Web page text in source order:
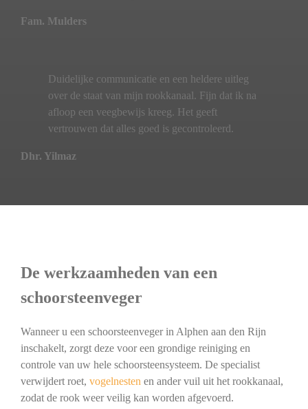
Fam. Mulders
Duidelijke communicatie en een heldere uitleg
over de staat van mijn rookkanaal. Fijn dat ik na
afloop een veegbewijs kreeg. Het geeft
vertrouwen dat alles goed is gecontroleerd.
Dhr. Yilmaz
De werkzaamheden van een
schoorsteenveger
Wanneer u een schoorsteenveger in Alphen aan den Rijn
inschakelt, zorgt deze voor een grondige reiniging en
controle van uw hele schoorsteensysteem. De specialist
verwijdert roet, vogelnesten en ander vuil uit het rookkanaal,
zodat de rook weer veilig kan worden afgevoerd.